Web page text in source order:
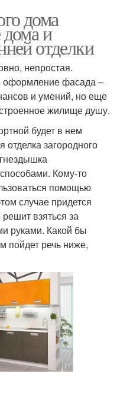
дома
и
отделки
непростая.
оформление фасада –
и умений, но еще
жилище душу.
будет в нем
отделка загородного
Кому-то
помощью
случае придется
взяться за
руками. Какой бы
пойдет речь ниже,